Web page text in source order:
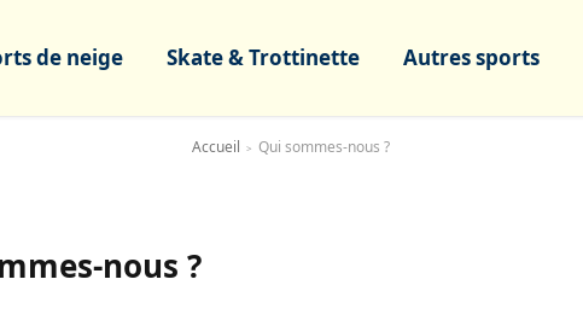
de neige Skate & Trottinette Autres sports
Accueil > Qui sommes-nous ?
nous ?